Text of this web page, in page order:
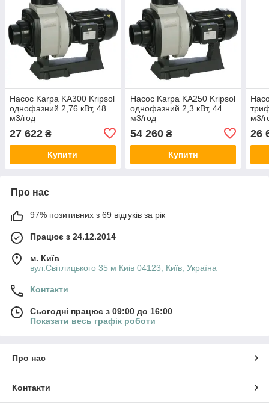
Насос Karpa KA300 Kripsol
однофазний 2,76 кВт, 48
м3/год
27 622 ₴
Купити
Насос Karpa KA250 Kripsol
однофазний 2,3 кВт, 44
м3/год
54 260₴
Купити
м3/
26
Про нас
97% позитивних з 69 відгуків за рік
Працює з 24.12.2014
м. Київ
вул.Світлицького 35 м Киів 04123, Київ, Україна
Контакти
Сьогодні працює з 09:00 до 16:00
Показати весь графік роботи
Про нас
Контакти